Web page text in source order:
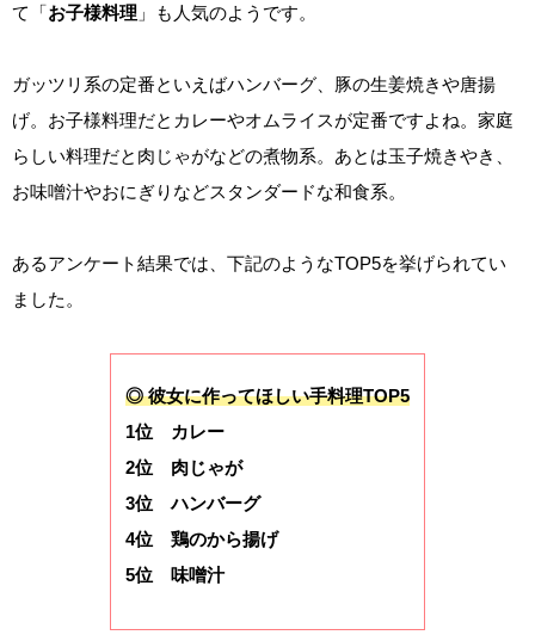
て「お子様料理 」も人気のようです。
ガッツリ系の定番といえばハンバーグ、豚の生姜焼きや唐揚
げ。お子様料理だとカレーやオムライスが定番ですよね。家庭
らしい料理だと肉じゃがなどの煮物系。あとは玉子焼きやき、
お味噌汁やおにぎりなどスタンダードな和食系。
あるアンケート結果では、下記のようなTOP5を挙げられてい
ました。
◎ 彼女に作ってほしい手料理TOP5
1位 カレー
2位 肉じゃが
3位 ハンバーグ
4位 鶏のから揚げ
5位 味噌汁